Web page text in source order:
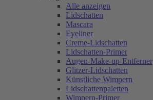
Alle anzeigen
Lidschatten
Mascara
Eyeliner
Creme-Lidschatten
Lidschatten-Primer
Augen-Make-up-Entferner
Glitzer-Lidschatten
Künstliche Wimpern
Lidschattenpaletten
Wimpern-Primer